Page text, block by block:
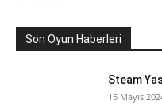
Son Oyun Haberleri
Steam
15 Mayıs